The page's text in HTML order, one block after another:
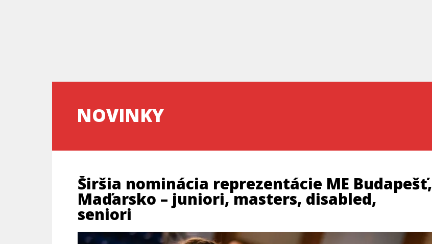
NOVINKY
Širšia nominácia reprezentácie ME Budapešť,
Maďarsko – juniori, masters, disabled,
seniori
ŠIRŠIA
NOMINÁCIA
REPREZENTÁCIE
ME
BUDAPEŠŤ,
MAĎARSKO
JUNIORI,